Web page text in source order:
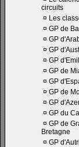
circuits
¤ Les
¤ GP de
¤ GP
¤ GP
¤ GP
¤ GP de
¤ GP
¤ GP de
¤ GP
¤ GP du
¤ GP de
Bretagne
¤ GP